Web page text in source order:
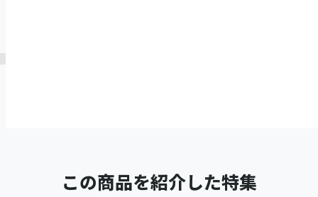
この商品を紹介した特集